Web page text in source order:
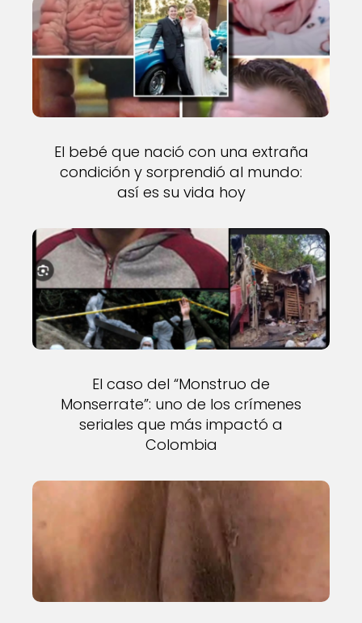
El bebé que nació con una extraña
condición y sorprendió al mundo:
así es su vida hoy
El caso del “Monstruo de
Monserrate”: uno de los crímenes
seriales que más impactó a
Colombia